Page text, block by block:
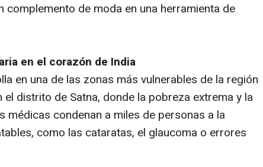
complemento de moda en una herramienta de
en el corazón de India
en una de las zonas más vulnerables de la región
el distrito de Satna, donde la pobreza extrema y la
médicas condenan a miles de personas a la
como las cataratas, el glaucoma o errores